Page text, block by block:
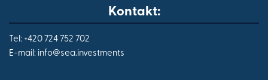
Kontakt:
Tel: +420 724 752 702
E-mail: info@sea.investments